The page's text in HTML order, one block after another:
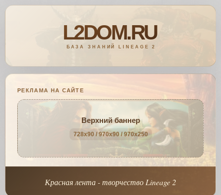
РЕКЛАМА НА САЙТЕ
Верхний баннер
728x90 / 970x90 / 970x250
Красная лента - творчество Lineage 2